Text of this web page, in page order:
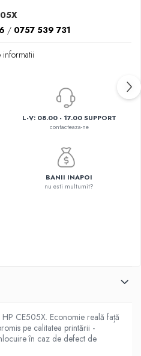
/ 0757 539 731
informatii
L-V: 08.00 - 17.00 SUPPORT
contacteaza-ne
BANII INAPOI
nu esti multumit?
CE505X. Economie reală față
pe calitatea printării -
în caz de defect de